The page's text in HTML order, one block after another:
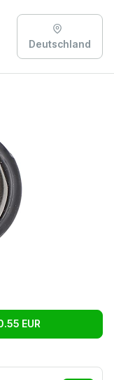
Deutschland
EUR